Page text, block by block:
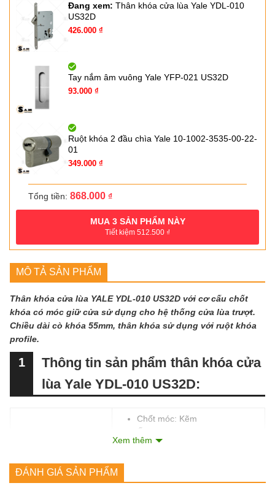
Đang xem: Thân khóa cửa lùa Yale YDL-010
US32D
Giá
655.600 ₫.
426.000 ₫
Tay nắm âm vuông Yale YFP-021 US32D
Giá
143.000 ₫.
93.000 ₫
Ruột khóa 2 đầu chìa Yale 10-1002-3535-00-22-
01
Giá
là:
581.900 ₫.
349.000 ₫
tại
là:
Tổng tiền: 868.000 ₫
MUA 3SẢN PHẨM NÀY
Tiết kiệm 512.500 ₫
MÔ TẢ SẢN PHẨM
Thân khóa cửa lùa YALE YDL-010 US32D với cơ cấu chốt
khóa có móc giữ cửa sử dụng cho hệ thống cửa lùa trượt.
Chiều dài cò khóa 55mm, thân khóa sử dụng với ruột khóa
profile.
Thông tin sản phẩm thân khóa cửa
lùa Yale YDL-010 US32D:
1
Chốt móc: Kẽm
khóa: INOX SUS 304
Xem thêm
ĐÁNH GIÁ SẢN PHẨM